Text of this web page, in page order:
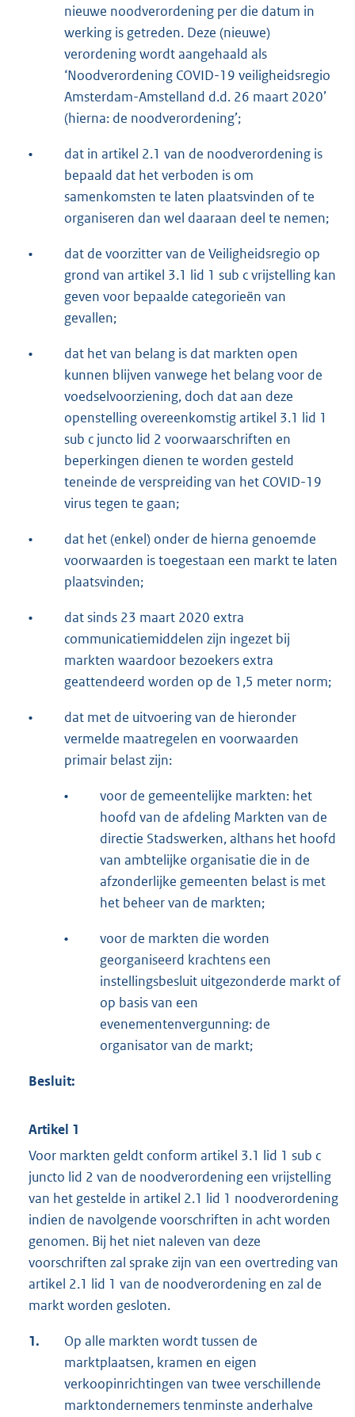
nieuwe noodverordening per die datum in
werking is getreden. Deze (nieuwe)
verordening wordt aangehaald als
‘Noodverordening COVID-19 veiligheidsregio
Amsterdam-Amstelland d.d. 26 maart 2020’
(hierna: de noodverordening’;
•
dat in artikel 2.1 van de noodverordening is
bepaald dat het verboden is om
samenkomsten te laten plaatsvinden of te
organiseren dan wel daaraan deel te nemen;
•
dat de voorzitter van de Veiligheidsregio op
grond van artikel 3.1 lid 1 sub c vrijstelling kan
geven voor bepaalde categorieën van
gevallen;
•
dat het van belang is dat markten open
kunnen blijven vanwege het belang voor de
voedselvoorziening, doch dat aan deze
openstelling overeenkomstig artikel 3.1 lid 1
sub c juncto lid 2 voorwaarschriften en
beperkingen dienen te worden gesteld
teneinde de verspreiding van het COVID-19
virus tegen te gaan;
•
dat het (enkel) onder de hierna genoemde
voorwaarden is toegestaan een markt te laten
plaatsvinden;
•
dat sinds 23 maart 2020 extra
communicatiemiddelen zijn ingezet bij
markten waardoor bezoekers extra
geattendeerd worden op de 1,5 meter norm;
•
dat met de uitvoering van de hieronder
vermelde maatregelen en voorwaarden
primair belast zijn:
•
voor de gemeentelijke markten: het
hoofd van de afdeling Markten van de
directie Stadswerken, althans het hoofd
van ambtelijke organisatie die in de
afzonderlijke gemeenten belast is met
het beheer van de markten;
•
voor de markten die worden
georganiseerd krachtens een
instellingsbesluit uitgezonderde markt of
op basis van een
evenementenvergunning: de
organisator van de markt;
Besluit:
Artikel 1
Voor markten geldt conform artikel 3.1 lid 1 sub c
juncto lid 2 van de noodverordening een vrijstelling
van het gestelde in artikel 2.1 lid 1 noodverordening
indien de navolgende voorschriften in acht worden
genomen. Bij het niet naleven van deze
voorschriften zal sprake zijn van een overtreding van
artikel 2.1 lid 1 van de noodverordening en zal de
markt worden gesloten.
1.
Op alle markten wordt tussen de
marktplaatsen, kramen en eigen
verkoopinrichtingen van twee verschillende
marktondernemers tenminste anderhalve